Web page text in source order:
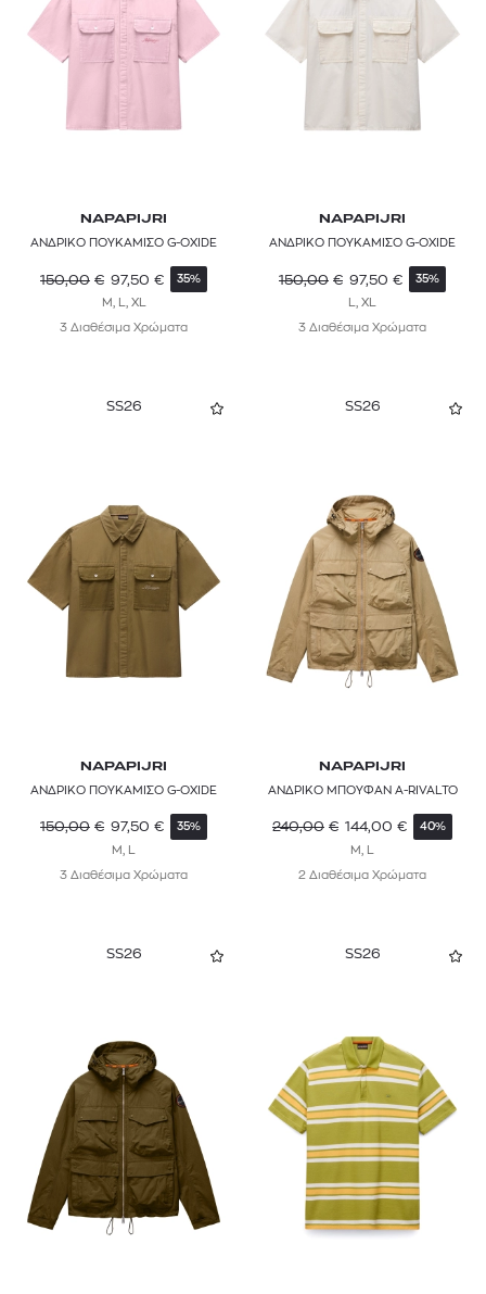
NAPAPIJRI
ΑΝΔΡΙΚΟ ΠΟΥΚΑΜΙΣΟ G-OXIDE
150,00 € 97,50 € 35%
M, L, XL
3 Διαθέσιμα Χρώματα
NAPAPIJRI
ΑΝΔΡΙΚΟ ΠΟΥΚΑΜΙΣΟ G-OXIDE
150,00 € 97,50 € 35%
L, XL
3 Διαθέσιμα Χρώματα
SS26
NAPAPIJRI
ΑΝΔΡΙΚΟ ΠΟΥΚΑΜΙΣΟ G-OXIDE
150,00 € 97,50 € 35%
M, L
3 Διαθέσιμα Χρώματα
SS26
NAPAPIJRI
ΑΝΔΡΙΚΟ ΜΠΟΥΦΑΝ A-RIVALTO
240,00 € 144,00 € 40%
M, L
2 Διαθέσιμα Χρώματα
SS26 SS26